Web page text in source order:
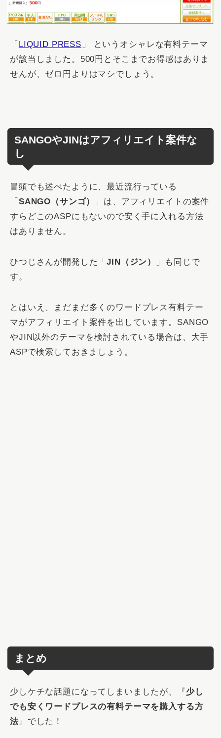
「 LIQUID PRESS 」 というオシャレな有料テーマ
が該当しました。500円とそこまでお得感はありま
せんが、ゼロ円よりはマシでしょう。
SANGOやJINはアフィリエイト案件な
し
冒頭でも述べたように、最近流行っている
「 SANGO（サンゴ）
」は、アフィリエイトの案件
すらどこのASPにもないので安く手に入れる方法
はありません。
ひつじさんが開発した「JIN（ジン）
」も同じで
す。
とはいえ、まだまだ多くのワードプレス有料テー
マがアフィリエイト案件を出しています。SANGO
やJIN以外のテーマを検討されている場合は、大手
ASPで検索しておきましょう。
まとめ
少しケチな話題になってしまいましたが、『 少し
でも安くワードプレスの有料テーマを購入する方
法』でした！